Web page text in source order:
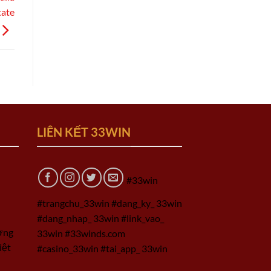
LIÊN KẾT 33WIN
#33win
#trangchu_33win #dang_ky_ 33win
#dang_nhap_ 33win #link_vao_
33win #33winds.com
#casino_33win #tai_app_ 33win